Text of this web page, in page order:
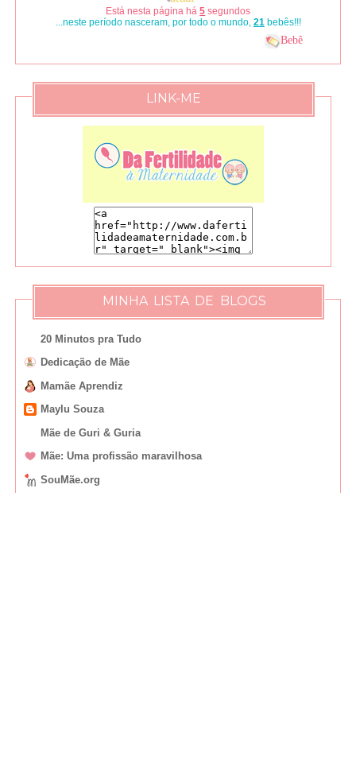
Está nesta página há6 segundos
...neste período nasceram, por todo o mundo, 25 bebês!!!
Bebê
LINK-ME
MINHA LISTA DE BLOGS
20 Minutos pra Tudo
Dedicação de Mãe
Mamãe Aprendiz
Maylu Souza
Mãe de Guri & Guria
Mãe: Uma profissão maravilhosa
SouMãe.org